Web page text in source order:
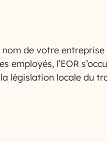
de votre entreprise
l’EOR
législation locale du